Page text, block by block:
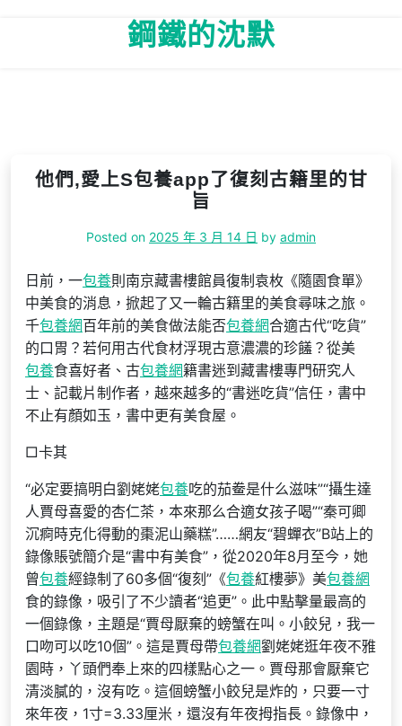
鋼鐵的沈默
他們,愛上S包養app了復刻古籍里的甘
旨
Posted on 2025 年 3 月 14 日 by admin
日前，一包養則南京藏書樓館員復制袁枚《隨園食單》
中美食的消息，掀起了又一輪古籍里的美食尋味之旅。
千包養網百年前的美食做法能否包養網合適古代“吃貨”
的口胃？若何用古代食材浮現古意濃濃的珍饈？從美
包養食喜好者、古包養網籍書迷到藏書樓專門研究人
士、記載片制作者，越來越多的“書迷吃貨”信任，書中
不止有顏如玉，書中更有美食屋。
□卡其
“必定要搞明白劉姥姥包養吃的茄鲞是什么滋味”“攝生達
人賈母喜愛的杏仁茶，本來那么合適女孩子喝”“秦可卿
沉痾時克化得動的棗泥山藥糕”……網友“碧蟬衣”B站上的
錄像賬號簡介是“書中有美食”，從2020年8月至今，她
曾包養經錄制了60多個“復刻”《包養紅樓夢》美包養網
食的錄像，吸引了不少讀者“追更”。此中點擊量最高的
一個錄像，主題是“賈母厭棄的螃蟹在叫。小餃兒，我一
口吻可以吃10個”。這是賈母帶包養網劉姥姥逛年夜不雅
園時，丫頭們奉上來的四樣點心之一。賈母那會厭棄它
清淡膩的，沒有吃。這個螃蟹小餃兒是炸的，只要一寸
來年夜，1寸=3.33厘米，還沒有年夜拇指長。錄像中，